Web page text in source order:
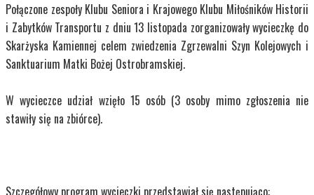
Połączone zespoły Klubu Seniora i Krajowego Klubu Miłośników Historii
i Zabytków Transportu z dniu 13 listopada zorganizowały wycieczkę do
Skarżyska Kamiennej celem zwiedzenia Zgrzewalni Szyn Kolejowych i
Sanktuarium Matki Bożej Ostrobramskiej.
W wycieczce udział wzięło 15 osób (3 osoby mimo zgłoszenia nie
stawiły się na zbiórce).
Szczegółowy program wycieczki przedstawiał się następująco: